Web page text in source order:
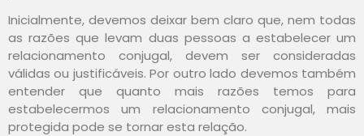
Inicialmente, devemos deixar bem claro que, nem todas
as razões que levam duas pessoas a estabelecer um
relacionamento conjugal, devem ser consideradas
válidas ou justificáveis. Por outro lado devemos também
entender que quanto mais razões temos para
estabelecermos um relacionamento conjugal, mais
protegida pode se tornar esta relação.